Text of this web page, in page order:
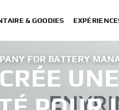
& GOODIES
FOR BATTERY
UNE